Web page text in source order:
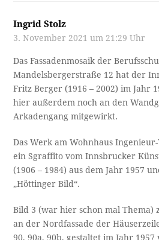
Ingrid Stolz
3. November 2021 um 21:29 Uhr
Das Fassadenmosaik der
Mandelsbergerstraße 12 hat der
Fritz Berger (1916 – 2002) im Jahr
hier außerdem noch an den
Arkadengang mitgewirkt.
Das Werk am Wohnhaus
ein Sgraffito vom Innsbrucker
(1906 – 1984) aus dem Jahr 1957
„Höttinger Bild“.
Bild 3 (war hier schon mal Thema)
an der Nordfassade der
90, 90a, 90b, gestaltet im Jahr